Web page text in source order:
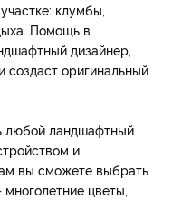
клумбы,
Помощь в
дизайнер,
создаст оригинальный
любой ландшафтный
и
вы сможете выбрать
цветы,